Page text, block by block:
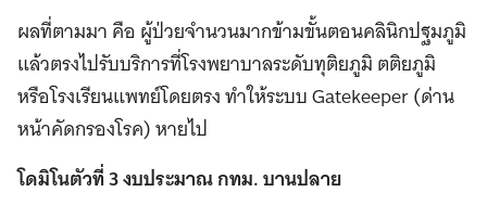
ผลที่ตามมา คือ ผู้ป่วยจำนวนมากข้ามขั้นตอนคลินิกปฐมภูมิ
แล้วตรงไปรับบริการที่โรงพยาบาลระดับทุติยภูมิ ตติยภูมิ
หรือโรงเรียนแพทย์โดยตรง ทำให้ระบบ Gatekeeper (ด่าน
หน้าคัดกรองโรค) หายไป
โดมิโนตัวที่ 3 งบประมาณ กทม. บานปลาย